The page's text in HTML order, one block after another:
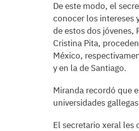
De este modo, el
conocer los intereses
de estos dos jóvenes,
Cristina Pita,
México,
y en la de Santiago.
Miranda recordó que
universidades
El secretario xeral les